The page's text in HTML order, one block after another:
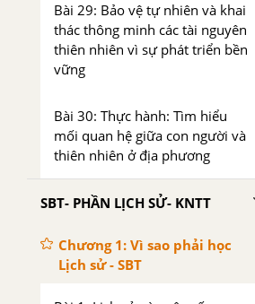
Bài 29: Bảo vệ tự nhiên và khai
thác thông minh các tài nguyên
thiên nhiên vì sự phát triển bền
vững
Bài 30: Thực hành: Tìm hiểu
mối quan hệ giữa con người và
thiên nhiên ở địa phương
SBT- PHẦN LỊCH SỬ- KNTT
Chương 1: Vì sao phải học
Lịch sử - SBT